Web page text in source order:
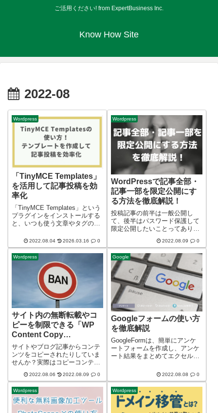
ご活用ください! from ExpertBusiness Inc.
Know How Site
2022-08
Wordpress
「TinyMCE Templates」
を活用して記事投稿を効
率化
「TinyMCE Templates」という
プラグインをインストールする
と、いつも使う文章やタグの組
登録しておき、記事編集画面
（新規登録）から、簡単に挿入
することができます。この
「TinyMCE Template...
2022.08.04 2026.03.16 0
Wordpress
WordPressで記事全部・
記事一部を限定公開にす
る方法を徹底解説！
投稿記事の前半は一般公開し
て、後半はパスワード保護して
限定公開したいことってありま
〇〇会の月例会を実施し、活動
実績、今後の予定等調整を実施
しました。詳細については、下
記のとおりです。 事務局
◯△□」を公開して...
2022.08.09 0
Wordpress
サイト内の無断転載やコ
ピーを制限できる「WP
Content Copy
Protection & No Right
Click」を効果的に使う方
法
サイトやブログ記事からコンテ
ンツをコピーされたりしていま
せんか？実際はコピーコンテン
先にインデックスされた方が、
オリジナルのコンテンツだと見
なされてしまいます。せっかく
いいコンテンツをつくっていた
としても、コピー...
2022.08.06 2022.08.09 0
Google
Googleフォームの使い方
を徹底解説
GoogleFormは、簡単にアンケ
ートフォームを作成し、アンケ
ート結果をまとめてエクセル等
アプリです。詳細については、
添付リンクのとおりです。
2022.08.08 0
Wordpress Wordpress